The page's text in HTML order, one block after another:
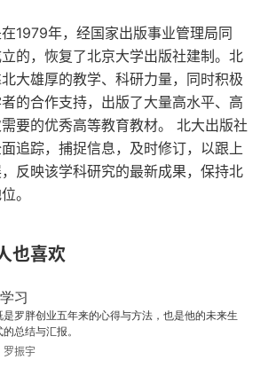
的回顾审查
1979年，经国家出版事业管理局同
的，恢复了北京大学出版社建制。北
大雄厚的教学、科研力量，同时积极
的合作支持，出版了大量高水平、高
要的优秀高等教育教材。 北大出版社
追踪，捕捉信息，及时修订，以跟上
反映该学科研究的最新成果，保持北
。
也喜欢
习
是罗胖创业五年来的心得与方法，也是他的未来生
总结与汇报。
罗振宇